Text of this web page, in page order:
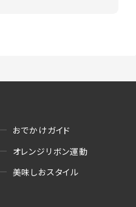
おでかけガイド
オレンジリボン運動
美味しおスタイル